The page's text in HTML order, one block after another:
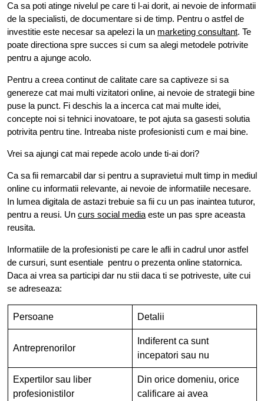
Ca sa poti atinge nivelul pe care ti l-ai dorit, ai nevoie de informatii
de la specialisti, de documentare si de timp. Pentru o astfel de
investitie este necesar sa apelezi la un marketing consultant. Te
poate directiona spre succes si cum sa alegi metodele potrivite
pentru a ajunge acolo.
Pentru a creea continut de calitate care sa captiveze si sa
genereze cat mai multi vizitatori online, ai nevoie de strategii bine
puse la punct. Fi deschis la a incerca cat mai multe idei,
concepte noi si tehnici inovatoare, te pot ajuta sa gasesti solutia
potrivita pentru tine. Intreaba niste profesionisti cum e mai bine.
Vrei sa ajungi cat mai repede acolo unde ti-ai dori?
Ca sa fii remarcabil dar si pentru a supravietui mult timp in mediul
online cu informatii relevante, ai nevoie de informatiile necesare.
In lumea digitala de astazi trebuie sa fii cu un pas inaintea tuturor,
pentru a reusi. Un curs social media este un pas spre aceasta
reusita.
Informatiile de la profesionisti pe care le afli in cadrul unor astfel
de cursuri, sunt esentiale pentru o prezenta online statornica.
Daca ai vrea sa participi dar nu stii daca ti se potriveste, uite cui
se adreseaza:
Persoane Detalii
Antreprenorilor
Indiferent ca sunt
incepatori sau nu
Expertilor sau liber
profesionistilor
Din orice domeniu, orice
calificare ai avea